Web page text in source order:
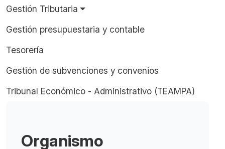
Gestión Tributaria
Gestión presupuestaria y contable
Tesorería
Gestión de subvenciones y convenios
Tribunal Económico - Administrativo (TEAMPA)
Organismo